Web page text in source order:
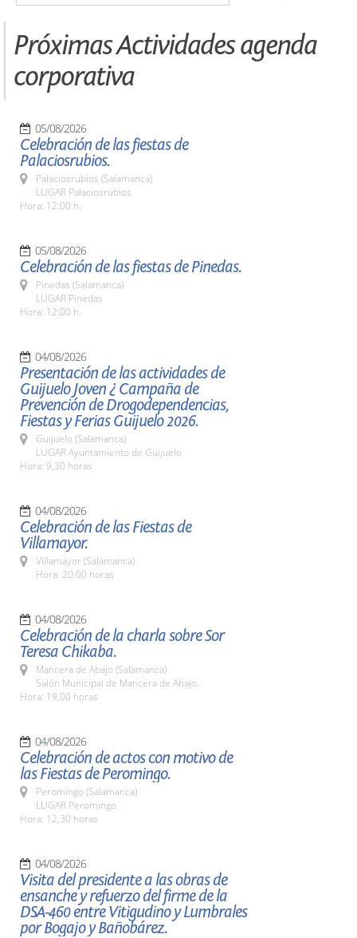
Próximas Actividades agenda
corporativa
05/08/2026
Celebración de las fiestas de
Palaciosrubios.
Palaciosrubios (Salamanca)
LUGAR Palaciosrubios
Hora: 12:00 h.
05/08/2026
Celebración de las fiestas de Pinedas.
Pinedas (Salamanca)
LUGAR Pinedas
Hora: 12:00 h.
04/08/2026
Presentación de las actividades de
Guijuelo Joven ¿ Campaña de
Prevención de Drogodependencias,
Fiestas y Ferias Guijuelo 2026.
Guijuelo (Salamanca)
LUGAR Ayuntamiento de Guijuelo
Hora: 9,30 horas
04/08/2026
Celebración de las Fiestas de
Villamayor.
Villamayor (Salamanca)
Hora: 20,00 horas
04/08/2026
Celebración de la charla sobre Sor
Teresa Chikaba.
Mancera de Abajo (Salamanca)
Salón Municipal de Mancera de Abajo.
Hora: 19,00 horas
04/08/2026
Celebración de actos con motivo de
las Fiestas de Peromingo.
Peromingo (Salamanca)
LUGAR Peromingo
Hora: 12,30 horas
04/08/2026
Visita del presidente a las obras de
ensanche y refuerzo del firme de la
DSA-460 entre Vitigudino y Lumbrales
por Bogajo y Bañobárez.